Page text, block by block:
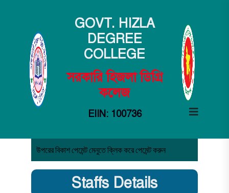
GOVT. HIZLA
DEGREE
COLLEGE
সরকারি হিজলা ডিগ্রি
কলেজ
EIIN: 100736
উপরের বিকাশ পেমেন্ট মেনুতে ক্লিক করে পেমেন্ট করুন
Staffs Details